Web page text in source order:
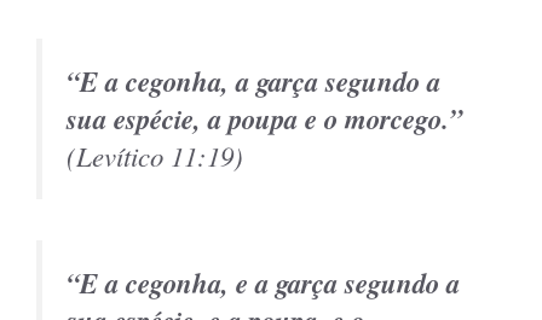
“E a cegonha, a garça segundo a
sua espécie, a poupa e o morcego.”
(Levítico 11:19)
“E a cegonha, e a garça segundo a